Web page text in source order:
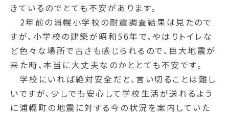
きているのでとても不安があります。
2年前の浦幌小学校の耐震調査結果は見たので
すが、小学校の建築が昭和56年で、やはりトイレな
ど色々な場所で古さも感じられるので、巨大地震が
来た時、本当に大丈夫なのかととても不安です。
学校にいれば絶対安全だと、言い切ることは難し
いですが、少しでも安心して学校生活が送れるよう
に浦幌町の地震に対する今の状況を案内していた